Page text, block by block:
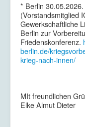
* Berlin
(Vorstandsmitglied
Gewerkschaftliche
Berlin zur
Friedenskonferenz.
berlin.de/
krieg-nach-innen/
MIt freundlichen
Elke Almut Dieter